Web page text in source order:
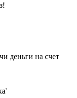
деньги на счет